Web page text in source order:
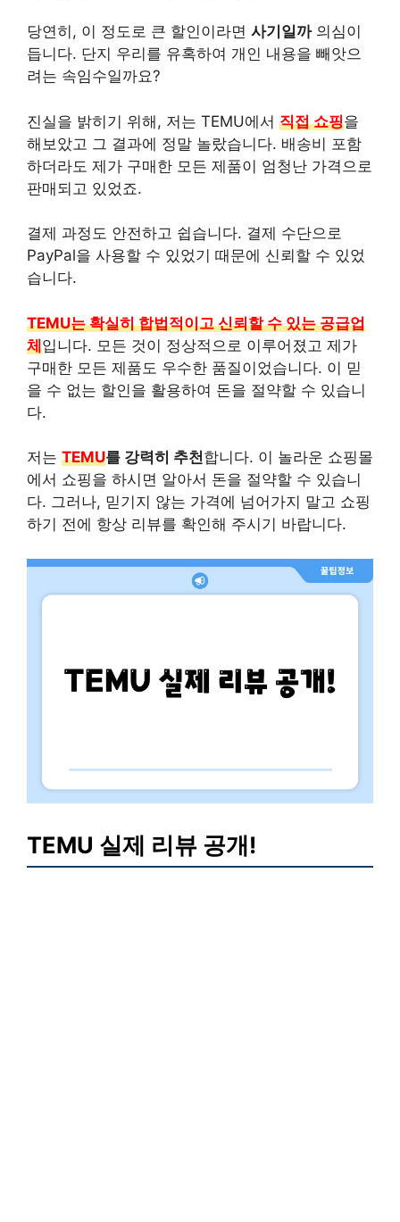
당연히, 이 정도로 큰 할인이라면 사기일까의심이
듭니다. 단지 우리를 유혹하여 개인 내용을 빼앗으
려는 속임수일까요?
진실을 밝히기 위해, 저는 TEMU에서 직접 쇼핑을
해보았고 그 결과에 정말 놀랐습니다. 배송비 포함
하더라도 제가 구매한 모든 제품이 엄청난 가격으로
판매되고 있었죠.
결제 과정도 안전하고 쉽습니다. 결제 수단으로
PayPal을 사용할 수 있었기 때문에 신뢰할 수 있었
습니다.
TEMU는 확실히 합법적이고 신뢰할 수 있는 공급업
체입니다. 모든 것이 정상적으로 이루어졌고 제가
구매한 모든 제품도 우수한 품질이었습니다. 이 믿
을 수 없는 할인을 활용하여 돈을 절약할 수 있습니
다.
저는 TEMU를 강력히 추천합니다. 이 놀라운 쇼핑몰
에서 쇼핑을 하시면 알아서 돈을 절약할 수 있습니
다. 그러나, 믿기지 않는 가격에 넘어가지 말고 쇼핑
하기 전에 항상 리뷰를 확인해 주시기 바랍니다.
TEMU 실제 리뷰 공개!